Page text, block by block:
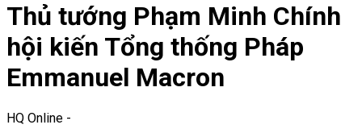
Thủ tướng Phạm Minh Chính
hội kiến Tổng thống Pháp
Emmanuel Macron
HQ Online -